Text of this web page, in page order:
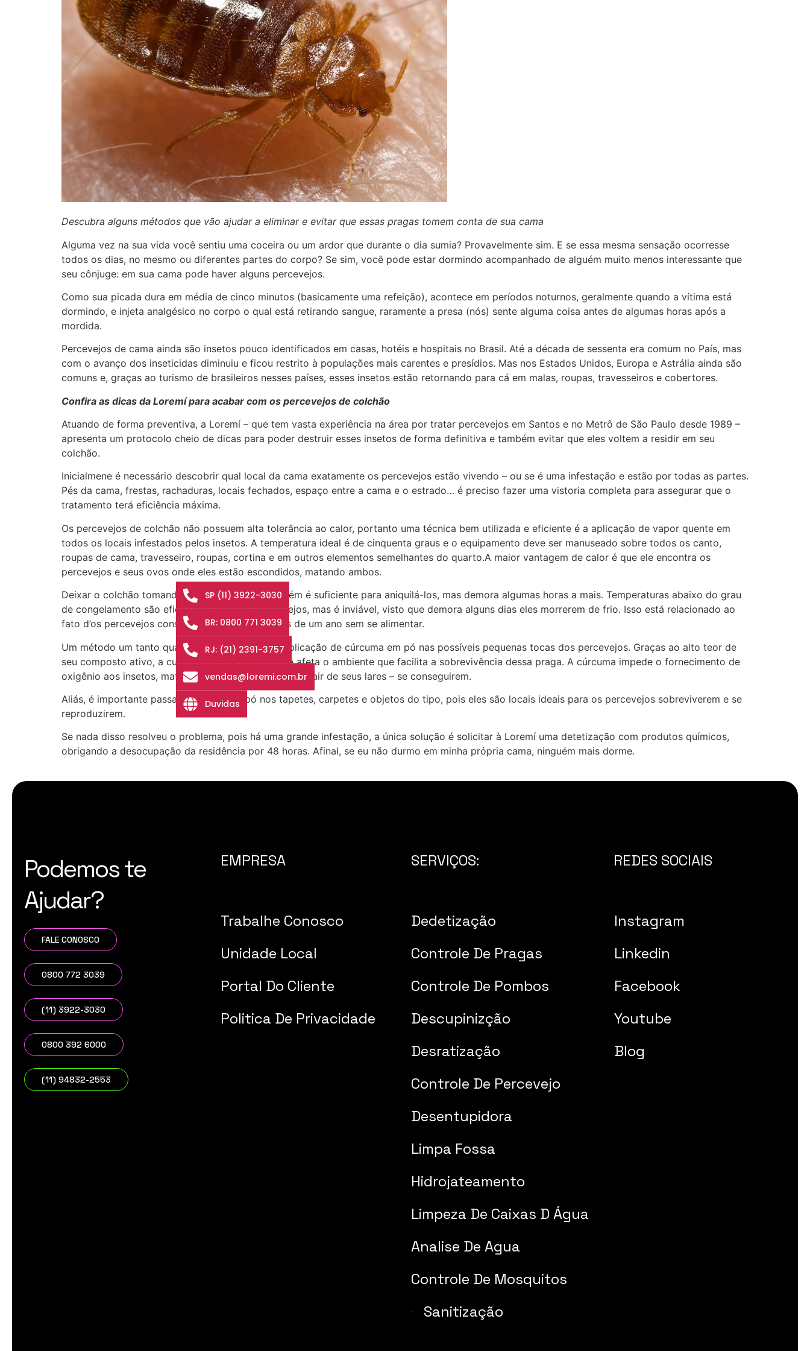
Descubra alguns métodos que vão ajudar a eliminar e evitar que essas pragas tomem conta de sua cama
Alguma vez na sua vida você sentiu uma coceira ou um ardor que durante o dia sumia? Provavelmente sim. E se essa mesma sensação ocorresse
todos os dias, no mesmo ou diferentes partes do corpo? Se sim, você pode estar dormindo acompanhado de alguém muito menos interessante que
seu cônjuge: em sua cama pode haver alguns percevejos.
Como sua picada dura em média de cinco minutos (basicamente uma refeição), acontece em períodos noturnos, geralmente quando a vítima está
dormindo, e injeta analgésico no corpo o qual está retirando sangue, raramente a presa (nós) sente alguma coisa antes de algumas horas após a
mordida.
Percevejos de cama ainda são insetos pouco identificados em casas, hotéis e hospitais no Brasil. Até a década de sessenta era comum no País, mas
com o avanço dos inseticidas diminuiu e ficou restrito à populações mais carentes e presídios. Mas nos Estados Unidos, Europa e Astrália ainda são
comuns e, graças ao turismo de brasileiros nesses países, esses insetos estão retornando para cá em malas, roupas, travesseiros e cobertores.
Confira as dicas da Loremí para acabar com os percevejos de colchão
Atuando de forma preventiva, a Loremí – que tem vasta experiência na área por tratar percevejos em Santos e no Metrô de São Paulo desde 1989 –
apresenta um protocolo cheio de dicas para poder destruir esses insetos de forma definitiva e também evitar que eles voltem a residir em seu
colchão.
Inicialmene é necessário descobrir qual local da cama exatamente os percevejos estão vivendo – ou se é uma infestação e estão por todas as partes.
Pés da cama, frestas, rachaduras, locais fechados, espaço entre a cama e o estrado… é preciso fazer uma vistoria completa para assegurar que o
tratamento terá eficiência máxima.
Os percevejos de colchão não possuem alta tolerância ao calor, portanto uma técnica bem utilizada e eficiente é a aplicação de vapor quente em
todos os locais infestados pelos insetos. A temperatura ideal é de cinquenta graus e o equipamento deve ser manuseado sobre todos os canto,
roupas de cama, travesseiro, roupas, cortina e em outros elementos semelhantes do quarto.A maior vantagem de calor é que ele encontra os
percevejos e seus ovos onde eles estão escondidos, matando ambos.
Deixar o colchão tomando um banho de sol também é suficiente para aniquilá-los, mas demora algumas horas a mais. Temperaturas abaixo do grau
de congelamento são eficientes contra os percevejos, mas é inviável, visto que demora alguns dias eles morrerem de frio. Isso está relacionado ao
fato d’os percevejos conseguirem sobreviver mais de um ano sem se alimentar.
Um método um tanto quanto surpreendente é a aplicação de cúrcuma em pó nas possíveis pequenas tocas dos percevejos. Graças ao alto teor de
seu composto ativo, a curcumina, esse ingrediente afeta o ambiente que facilita a sobrevivência dessa praga. A cúrcuma impede o fornecimento de
oxigênio aos insetos, matando-os ou obrigando-os a sair de seus lares – se conseguirem.
Aliás, é importante passar aspirador de pó nos tapetes, carpetes e objetos do tipo, pois eles são locais ideais para os percevejos sobreviverem e se
reproduzirem.
Se nada disso resolveu o problema, pois há uma grande infestação, a única solução é solicitar à Loremí uma detetização com produtos químicos,
obrigando a desocupação da residência por 48 horas. Afinal, se eu não durmo em minha própria cama, ninguém mais dorme.
Podemos te
Ajudar?
FALE CONOSCO
0800 772 3039
(11) 3922-3030
0800 392 6000
(11) 94832-2553
EMPRESA
Trabalhe Conosco
Unidade Local
Portal Do Cliente
Politica De Privacidade
SERVIÇOS:
Dedetização
Controle De Pragas
Controle De Pombos
Descupinizção
Desratização
Controle De Percevejo
Desentupidora
Limpa Fossa
Hidrojateamento
Limpeza De Caixas D Água
Analise De Agua
Controle De Mosquitos
Sanitização
REDES SOCIAIS
Instagram
Linkedin
Facebook
Youtube
Blog
SP (11) 3922-3030
BR: 0800 771 3039
RJ: (21) 2391-3757
vendas@loremi.com.br
Duvidas